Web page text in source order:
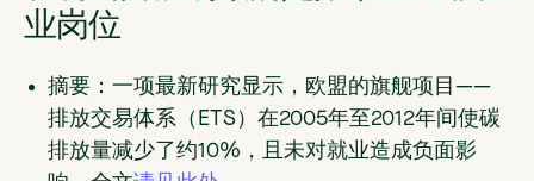
业岗位
摘要： 一项最新研究显示，欧盟的旗舰项目——
排放交易体系（ETS）在2005年至2012年间使碳
排放量减少了约10%，且未对就业造成负面影